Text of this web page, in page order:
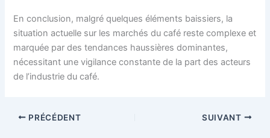
En conclusion, malgré quelques éléments baissiers, la
situation actuelle sur les marchés du café reste complexe et
marquée par des tendances haussières dominantes,
nécessitant une vigilance constante de la part des acteurs
de l’industrie du café.
PRÉCÉDENT SUIVANT